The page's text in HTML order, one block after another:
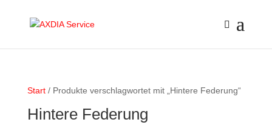
Start/ Produkte verschlagwortet mit „Hintere Federung“
Hintere Federung